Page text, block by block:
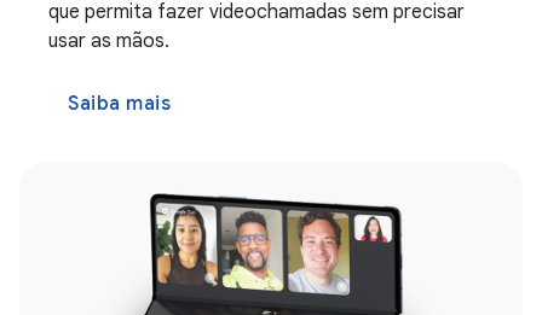
que permita fazer videochamadas sem precisar
usar as mãos.
Saiba mais